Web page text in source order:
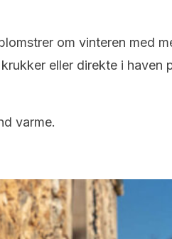
om vinteren med
eller direkte i haven
varme.